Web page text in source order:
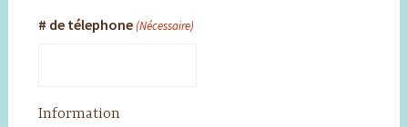
# de télephone(Nécessaire)
Information